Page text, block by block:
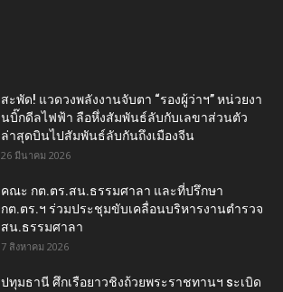
สะพัด! แวดวงพลังงานจับตา “รองผู้ว่าฯ” หน่วยงา
นบิ๊กดีลไฟฟ้า ลือหึ่งสัมพันธ์ลับกับเลขาส่วนตัว
ล่าสุดบินไปสัมพันธ์ลับกันถึงเมืองจีน
26 มีนาคม 2026
คณะ กต.ตร.สน.ธรรมศาลา และที่ปรึกษา
กต.ตร.ฯ ร่วมประชุมขับเคลื่อนบริหารงานตำรวจ
สน.ธรรมศาลา
7 สิงหาคม 2026
ปทุมธานี ศึกเรือยาวชิงถ้วยพระราชทานฯ sะเบิด